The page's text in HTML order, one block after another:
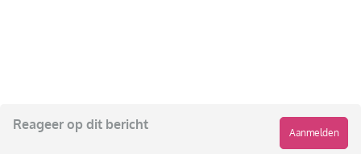
Reageer op dit bericht
Aanmelden